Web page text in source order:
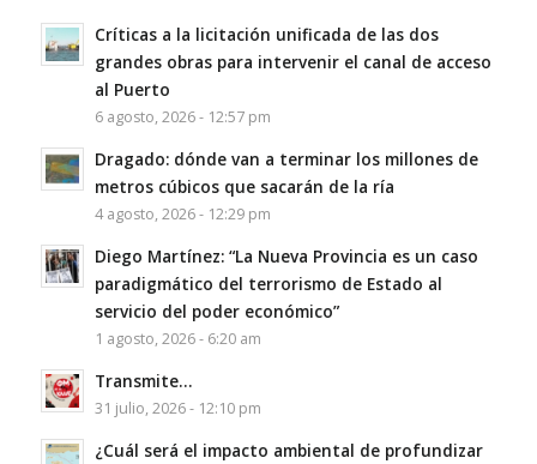
Críticas a la licitación unificada de las dos
grandes obras para intervenir el canal de acceso
al Puerto
6 agosto, 2026 - 12:57 pm
Dragado: dónde van a terminar los millones de
metros cúbicos que sacarán de la ría
4 agosto, 2026 - 12:29 pm
Diego Martínez: “La Nueva Provincia es un caso
paradigmático del terrorismo de Estado al
servicio del poder económico”
1 agosto, 2026 - 6:20 am
Transmite…
31 julio, 2026 - 12:10 pm
¿Cuál será el impacto ambiental de profundizar